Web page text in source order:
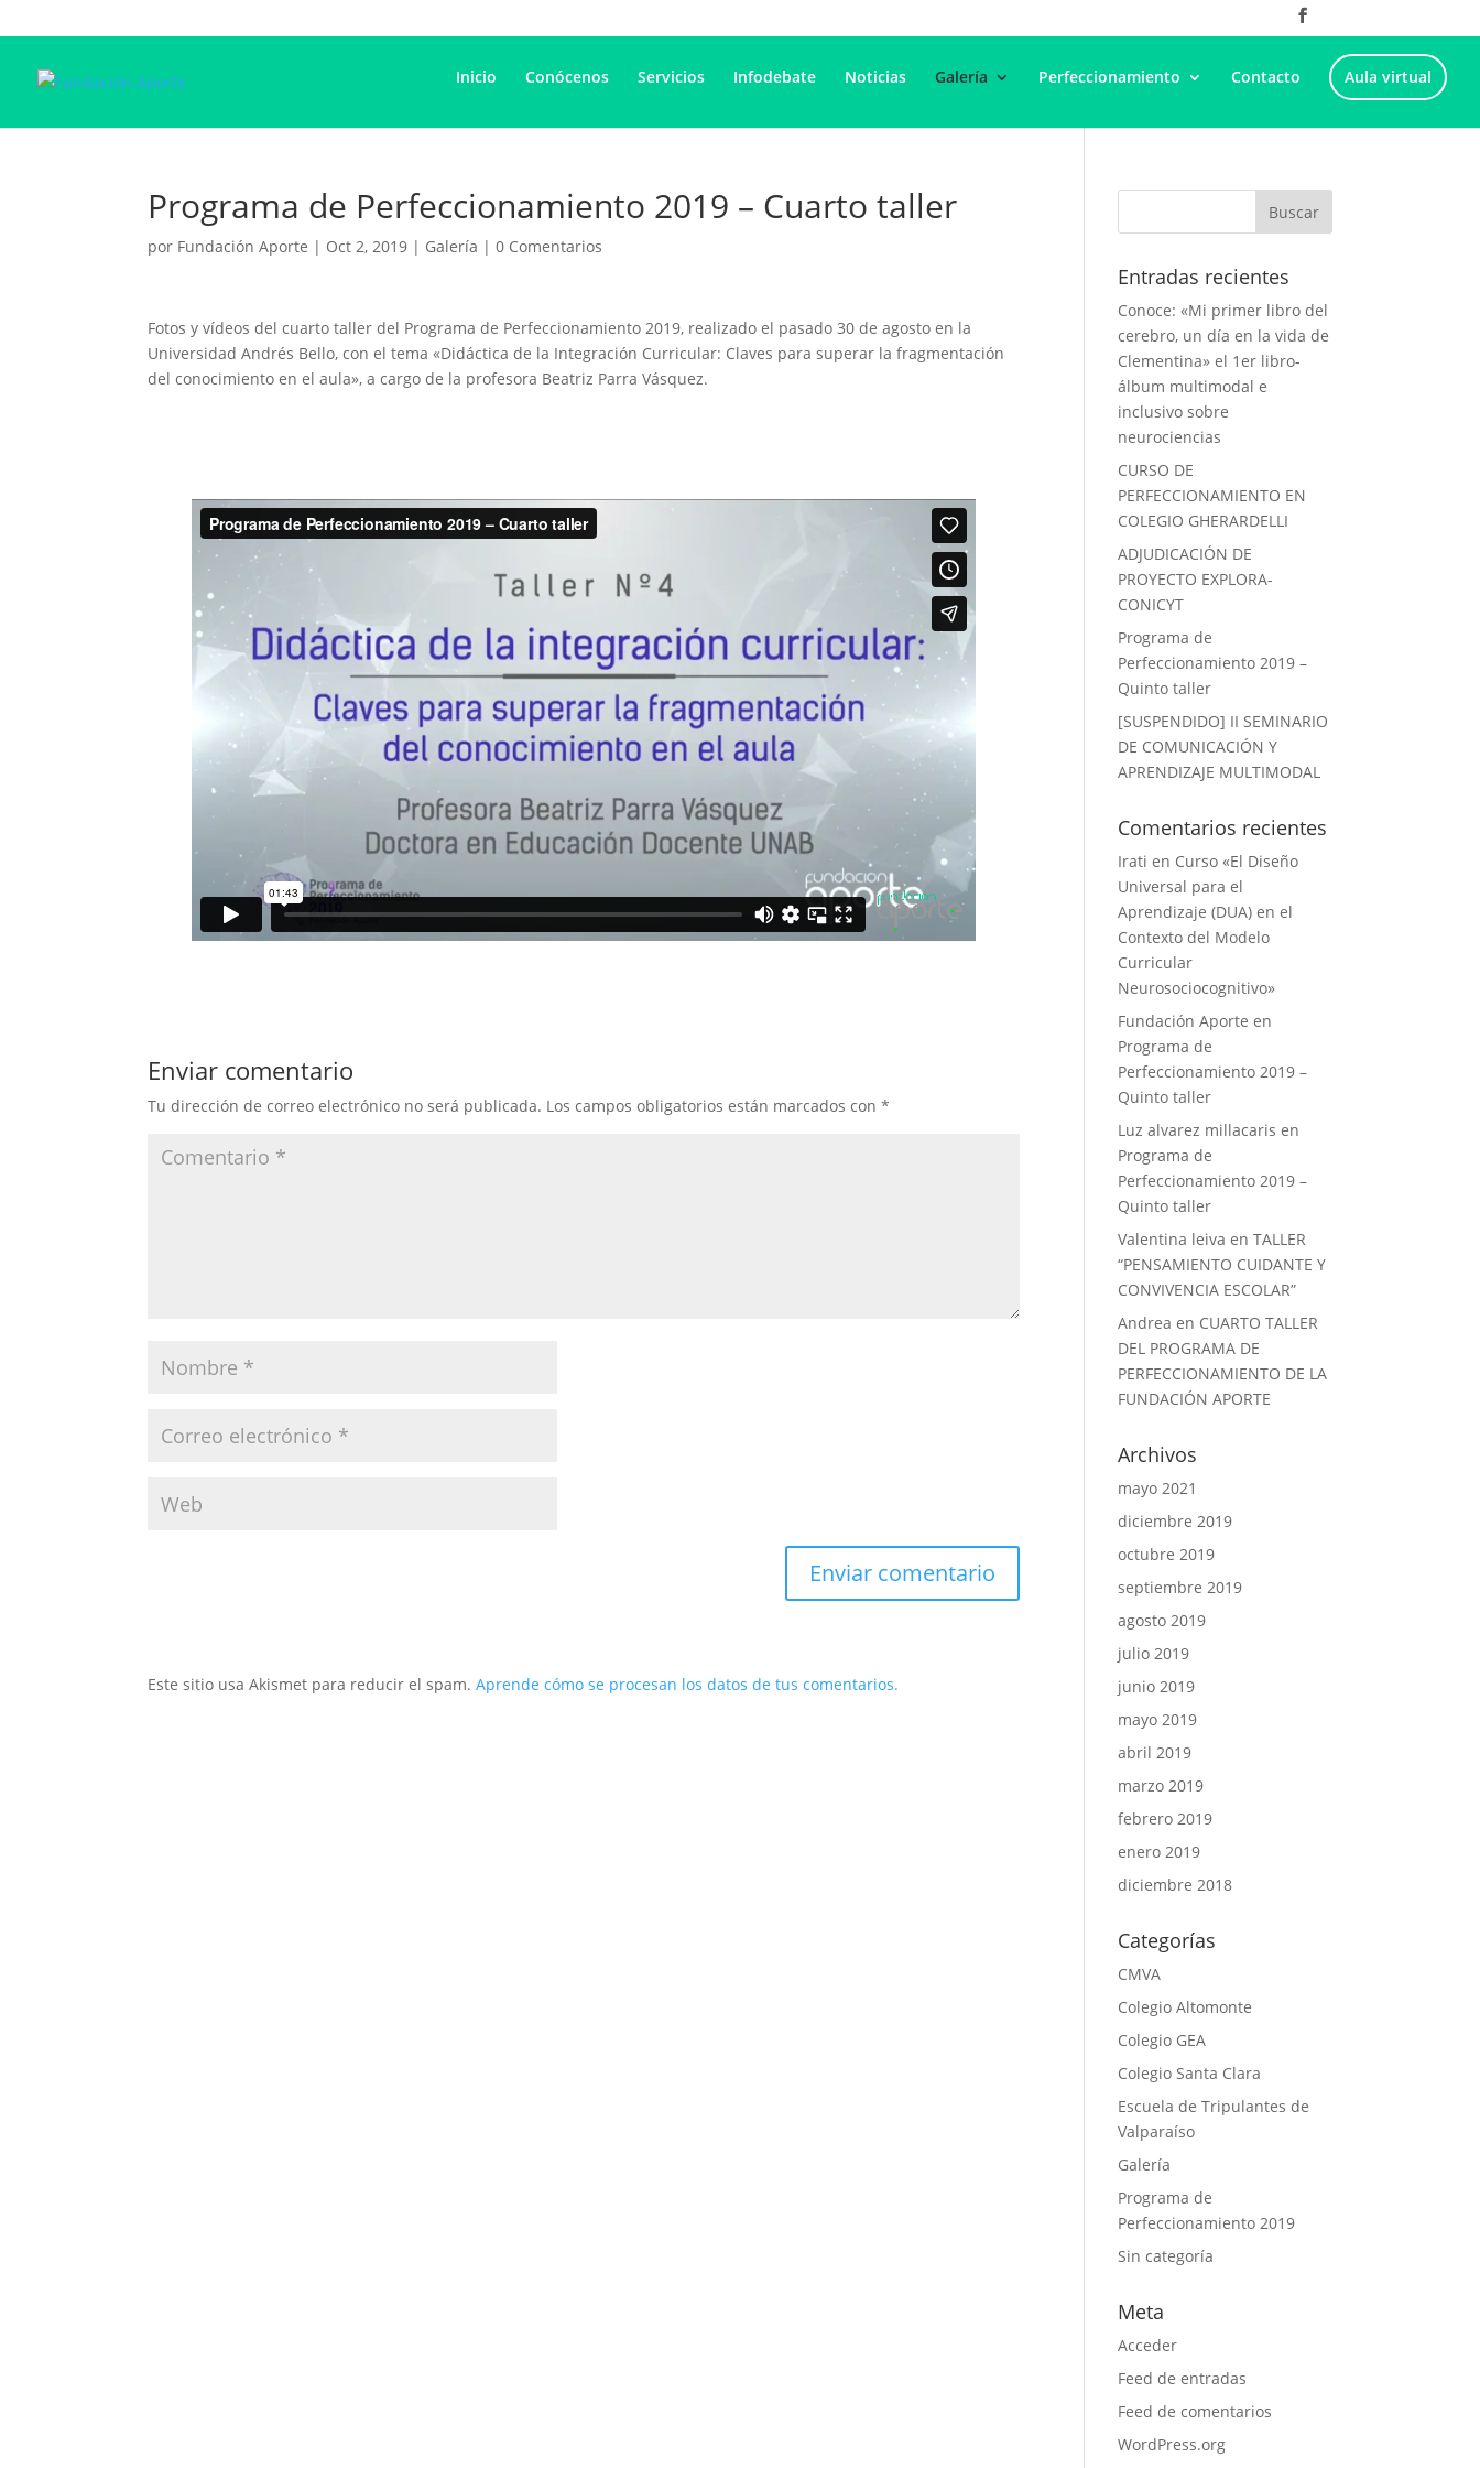
Inicio Conócenos Servicios Infodebate Noticias Galería Perfeccionamiento Contacto Aula virtual
Programa de Perfeccionamiento 2019 – Cuarto taller
por Fundación Aporte | Oct 2, 2019 | Galería |0 Comentarios
Fotos y vídeos del cuarto taller del Programa de Perfeccionamiento 2019, realizado el pasado 30 de agosto en la
Universidad Andrés Bello, con el tema «Didáctica de la Integración Curricular: Claves para superar la fragmentación
del conocimiento en el aula», a cargo de la profesora Beatriz Parra Vásquez.
Enviar comentario
Tu dirección de correo electrónico no será publicada. Los campos obligatorios están marcados con*
Este sitio usa Akismet para reducir el spam.Aprende cómo se procesan los datos de tus comentarios.
Entradas recientes
Conoce: «Mi primer libro del
cerebro, un día en la vida de
Clementina» el 1er libro-
álbum multimodal e
inclusivo sobre
neurociencias
CURSO DE
PERFECCIONAMIENTO EN
COLEGIO GHERARDELLI
ADJUDICACIÓN DE
PROYECTO EXPLORA-
CONICYT
Programa de
Perfeccionamiento 2019 –
Quinto taller
[SUSPENDIDO] II SEMINARIO
DE COMUNICACIÓN Y
APRENDIZAJE MULTIMODAL
Comentarios recientes
Irati en Curso «El Diseño
Universal para el
Aprendizaje (DUA) en el
Contexto del Modelo
Curricular
Neurosociocognitivo»
Fundación Aporte en
Programa de
Perfeccionamiento 2019 –
Quinto taller
Luz alvarez millacaris en
Programa de
Perfeccionamiento 2019 –
Quinto taller
Valentina leiva enTALLER
“PENSAMIENTO CUIDANTE Y
CONVIVENCIA ESCOLAR”
Andrea en CUARTO TALLER
DEL PROGRAMA DE
PERFECCIONAMIENTO DE LA
FUNDACIÓN APORTE
Archivos
mayo 2021
diciembre 2019
octubre 2019
septiembre 2019
agosto 2019
julio 2019
junio 2019
mayo 2019
abril 2019
marzo 2019
febrero 2019
enero 2019
diciembre 2018
Categorías
CMVA
Colegio Altomonte
Colegio GEA
Colegio Santa Clara
Escuela de Tripulantes de
Valparaíso
Galería
Programa de
Perfeccionamiento 2019
Sin categoría
Meta
Acceder
Feed de entradas
Feed de comentarios
WordPress.org